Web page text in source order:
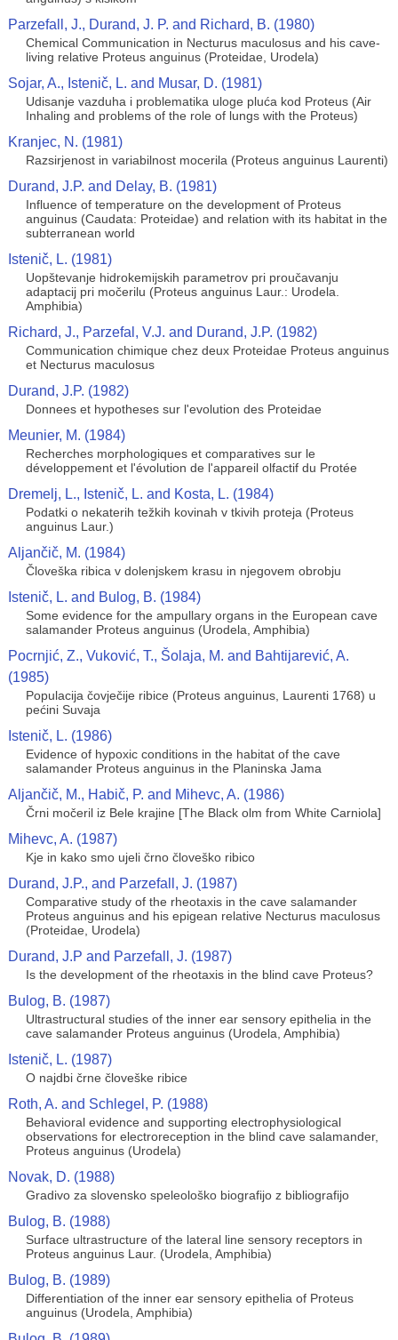
Parzefall, J., Durand, J. P. and Richard, B. (1980)
Chemical Communication in Necturus maculosus and his cave-
living relative Proteus anguinus (Proteidae, Urodela)
Sojar, A., Istenič, L. and Musar, D. (1981)
Udisanje vazduha i problematika uloge pluća kod Proteus (Air
Inhaling and problems of the role of lungs with the Proteus)
Kranjec, N. (1981)
Razsirjenost in variabilnost mocerila (Proteus anguinus Laurenti)
Durand, J.P. and Delay, B. (1981)
Influence of temperature on the development of Proteus
anguinus (Caudata: Proteidae) and relation with its habitat in the
subterranean world
Istenič, L. (1981)
Uopštevanje hidrokemijskih parametrov pri proučavanju
adaptacij pri močerilu (Proteus anguinus Laur.: Urodela.
Amphibia)
Richard, J., Parzefal, V.J. and Durand, J.P. (1982)
Communication chimique chez deux Proteidae Proteus anguinus
et Necturus maculosus
Durand, J.P. (1982)
Donnees et hypotheses sur l'evolution des Proteidae
Meunier, M. (1984)
Recherches morphologiques et comparatives sur le
développement et l'évolution de l'appareil olfactif du Protée
Dremelj, L., Istenič, L. and Kosta, L. (1984)
Podatki o nekaterih težkih kovinah v tkivih proteja (Proteus
anguinus Laur.)
Aljančič, M. (1984)
Človeška ribica v dolenjskem krasu in njegovem obrobju
Istenič, L. and Bulog, B. (1984)
Some evidence for the ampullary organs in the European cave
salamander Proteus anguinus (Urodela, Amphibia)
Pocrnjić, Z., Vuković, T., Šolaja, M. and Bahtijarević, A.
(1985)
Populacija čovječije ribice (Proteus anguinus, Laurenti 1768) u
pećini Suvaja
Istenič, L. (1986)
Evidence of hypoxic conditions in the habitat of the cave
salamander Proteus anguinus in the Planinska Jama
Aljančič, M., Habič, P. and Mihevc, A. (1986)
Črni močeril iz Bele krajine [The Black olm from White Carniola]
Mihevc, A. (1987)
Kje in kako smo ujeli črno človeško ribico
Durand, J.P., and Parzefall, J. (1987)
Comparative study of the rheotaxis in the cave salamander
Proteus anguinus and his epigean relative Necturus maculosus
(Proteidae, Urodela)
Durand, J.P and Parzefall, J. (1987)
Is the development of the rheotaxis in the blind cave Proteus?
Bulog, B. (1987)
Ultrastructural studies of the inner ear sensory epithelia in the
cave salamander Proteus anguinus (Urodela, Amphibia)
Istenič, L. (1987)
O najdbi črne človeške ribice
Roth, A. and Schlegel, P. (1988)
Behavioral evidence and supporting electrophysiological
observations for electroreception in the blind cave salamander,
Proteus anguinus (Urodela)
Novak, D. (1988)
Gradivo za slovensko speleološko biografijo z bibliografijo
Bulog, B. (1988)
Surface ultrastructure of the lateral line sensory receptors in
Proteus anguinus Laur. (Urodela, Amphibia)
Bulog, B. (1989)
Differentiation of the inner ear sensory epithelia of Proteus
anguinus (Urodela, Amphibia)